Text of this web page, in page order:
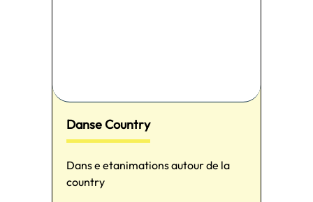
Danse Country
Dans e etanimations autour de la
country